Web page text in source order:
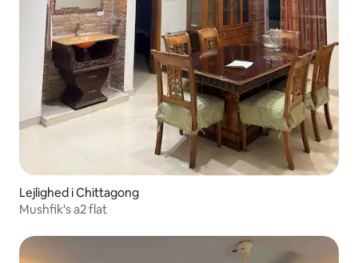
Lejlighed i Chittagong
Mushfik's a2 flat